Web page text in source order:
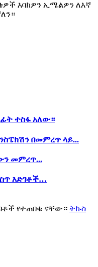
እባክዎን ኢሜልዎን ለእኛ
ተስፋ አለው።
በመምረጥ ላይ...
መምረጥ...
እድገቶች…
የተጠበቁ ናቸው። ትኩስ